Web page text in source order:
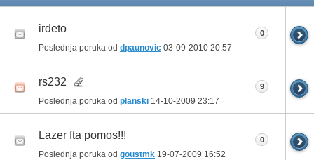
irdeto
Poslednja poruka od dpaunovic 03-09-2010 20:57
0
rs232
Poslednja poruka od planski 14-10-2009 23:17
9
Lazer fta pomos!!!
Poslednja poruka od goustmk 19-07-2009 16:52
0